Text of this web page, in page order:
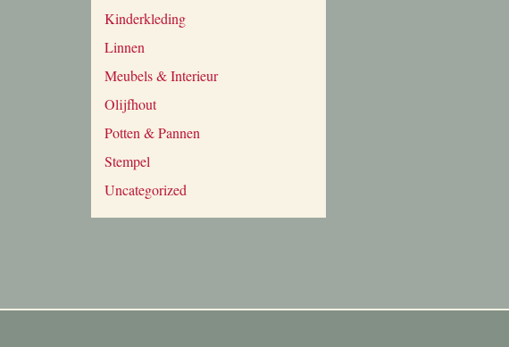
Kinderkleding
Linnen
Meubels & Interieur
Olijfhout
Potten & Pannen
Stempel
Uncategorized